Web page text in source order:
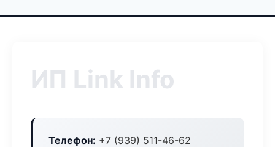
ИП Link Info
Телефон: +7 (939) 511-46-62